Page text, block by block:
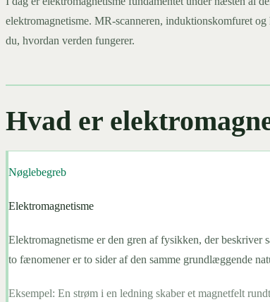
elektromagnetisme. MR-scanneren, induktionskomfuret
du, hvordan verden fungerer.
Hvad er
Nøglebegreb
Elektromagnetisme
Elektromagnetisme er den gren af fysikken, der beskriver
to fænomener er to sider af den samme grundlæggende
Eksempel: En strøm i en ledning skaber et magnetfelt